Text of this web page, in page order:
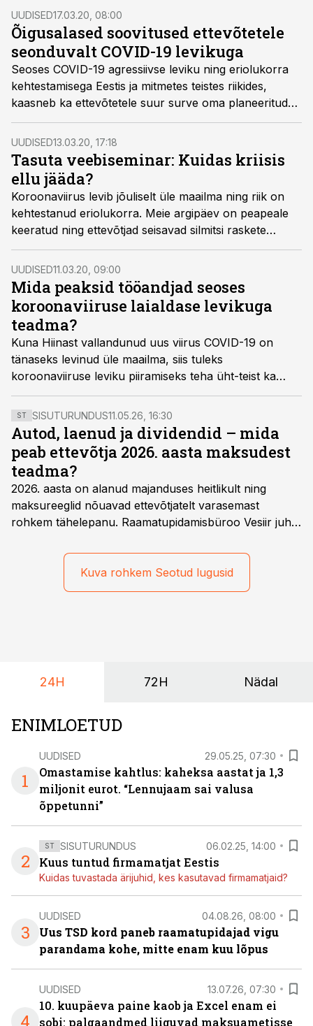
suur on mõju majandusele, kuid töömahu vähenemine
ning hirm languse ees sunnib töökorralduse üle
vaatama.
UUDISED17.03.20, 08:00
Õigusalased soovitused ettevõtetele
seonduvalt COVID-19 levikuga
Seoses COVID-19 agressiivse leviku ning eriolukorra
kehtestamisega Eestis ja mitmetes teistes riikides,
kaasneb ka ettevõtetele suur surve oma planeeritud
tegevuste ning kohustuste kriitiliseks ülevaatamiseks.
Muuhulgas on palju õigusalaseid tüüpküsimusi, mis
seotud nii seniste kokkulepete ja õiguslike suhete
pidavusega vääramatu jõu (force majeure) ilmnemisel.
UUDISED13.03.20, 17:18
Tasuta veebiseminar: Kuidas kriisis
ellu jääda?
Koroonaviirus levib jõuliselt üle maailma ning riik on
kehtestanud eriolukorra. Meie argipäev on peapeale
keeratud ning ettevõtjad seisavad silmitsi raskete
otsustega. Raske on hinnata, kaua kriis kestab ning kui
suur on mõju majandusele, kuid töömahu vähenemine
ning hirm languse ees sunnib töökorralduse üle
vaatama.
UUDISED11.03.20, 09:00
Mida peaksid tööandjad seoses
koroonaviiruse laialdase levikuga
teadma?
Kuna Hiinast vallandunud uus viirus COVID-19 on
tänaseks levinud üle maailma, siis tuleks
koroonaviiruse leviku piiramiseks teha üht-teist ka
tööandjatel. Mida ja kuidas täpselt, selgitab Minudoc.ee
perearst Sergey Saadi.
ST SISUTURUNDUS11.05.26, 16:30
Autod, laenud ja dividendid – mida
peab ettevõtja 2026. aasta maksudest
teadma?
2026. aasta on alanud majanduses heitlikult ning
maksureeglid nõuavad ettevõtjatelt varasemast
rohkem tähelepanu. Raamatupidamisbüroo Vesiir juht
mõjutavad enim auto kasutamist, laenusuhteid ja
dividendide maksustamist ning kus peituvad suurimad
riskikohad.
Kuva rohkem Seotud lugusid
24H 72H Nädal
ENIMLOETUD
1
UUDISED 29.05.25, 07:30
Omastamise kahtlus: kaheksa aastat ja 1,3
miljonit eurot. “Lennujaam sai valusa
õppetunni”
2
ST SISUTURUNDUS 06.02.25, 14:00
Kuus tuntud firmamatjat Eestis
Kuidas tuvastada ärijuhid, kes kasutavad firmamatjaid?
3
UUDISED 04.08.26, 08:00
Uus TSD kord paneb raamatupidajad vigu
parandama kohe, mitte enam kuu lõpus
4
UUDISED 13.07.26, 07:30
10. kuupäeva paine kaob ja Excel enam ei
sobi: palgaandmed liiguvad maksuametisse